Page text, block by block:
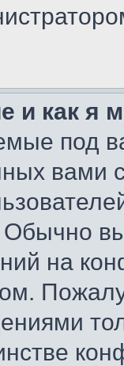
и как я
под
Обычно
на